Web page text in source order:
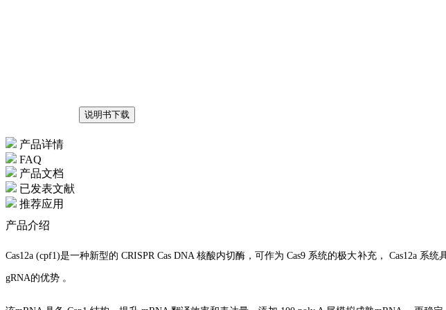
说明书下载
产品详情
FAQ
产品文档
已发表文献
推荐应用
产品介绍
Cas12a (cpf1)是一种新型的 CRISPR Cas DNA 核酸内切酶，可作为 Cas9 系统的极大补充， Cas12a 系
gRNA的优势 。